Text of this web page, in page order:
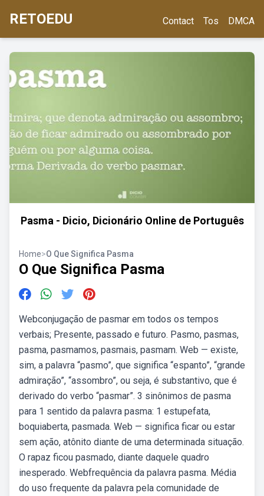
RETOEDU Contact Tos DMCA
Pasma - Dicio, Dicionário Online de Português
Home>O Que Significa Pasma
O Que Significa Pasma
Webconjugação de pasmar em todos os tempos
verbais; Presente, passado e futuro. Pasmo, pasmas,
pasma, pasmamos, pasmais, pasmam. Web — existe,
sim, a palavra “pasmo”, que significa “espanto”, “grande
admiração”, “assombro”, ou seja, é substantivo, que é
derivado do verbo “pasmar”. 3 sinônimos de pasma
para 1 sentido da palavra pasma: 1 estupefata,
boquiaberta, pasmada. Web — significa ficar ou estar
sem ação, atônito diante de uma determinada situação.
O rapaz ficou pasmado, diante daquele quadro
inesperado. Webfrequência da palavra pasma. Média
do uso frequente da palavra pela comunidade de